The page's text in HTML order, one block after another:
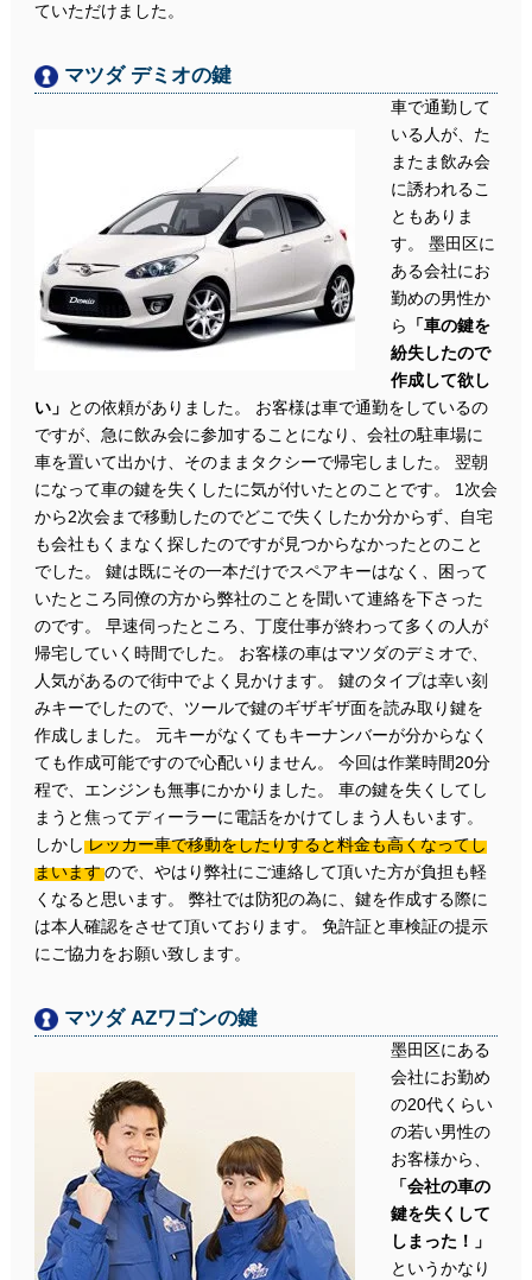
ていただけました。
マツダ デミオの鍵
車で通勤して
いる人が、た
またま飲み会
に誘われるこ
ともありま
す。 墨田区に
ある会社にお
勤めの男性か
ら
「車の鍵を
紛失したので
作成して欲し
い」 との依頼がありました。 お客様は車で通勤をしているの
ですが、急に飲み会に参加することになり、会社の駐車場に
車を置いて出かけ、そのままタクシーで帰宅しました。 翌朝
になって車の鍵を失くしたに気が付いたとのことです。 1次会
から2次会まで移動したのでどこで失くしたか分からず、自宅
も会社もくまなく探したのですが見つからなかったとのこと
でした。 鍵は既にその一本だけでスペアキーはなく、困って
いたところ同僚の方から弊社のことを聞いて連絡を下さった
のです。 早速伺ったところ、丁度仕事が終わって多くの人が
帰宅していく時間でした。 お客様の車はマツダのデミオで、
人気があるので街中でよく見かけます。 鍵のタイプは幸い刻
みキーでしたので、ツールで鍵のギザギザ面を読み取り鍵を
作成しました。 元キーがなくてもキーナンバーが分からなく
ても作成可能ですので心配いりません。 今回は作業時間20分
程で、エンジンも無事にかかりました。 車の鍵を失くしてし
まうと焦ってディーラーに電話をかけてしまう人もいます。
しかし レッカー車で移動をしたりすると料金も高くなってし
まいますので、やはり弊社にご連絡して頂いた方が負担も軽
くなると思います。 弊社では防犯の為に、鍵を作成する際に
は本人確認をさせて頂いております。 免許証と車検証の提示
にご協力をお願い致します。
マツダ AZワゴンの鍵
墨田区にある
会社にお勤め
の20代くらい
の若い男性の
お客様から、
「会社の車の
鍵を失くして
しまった！」
というかなり